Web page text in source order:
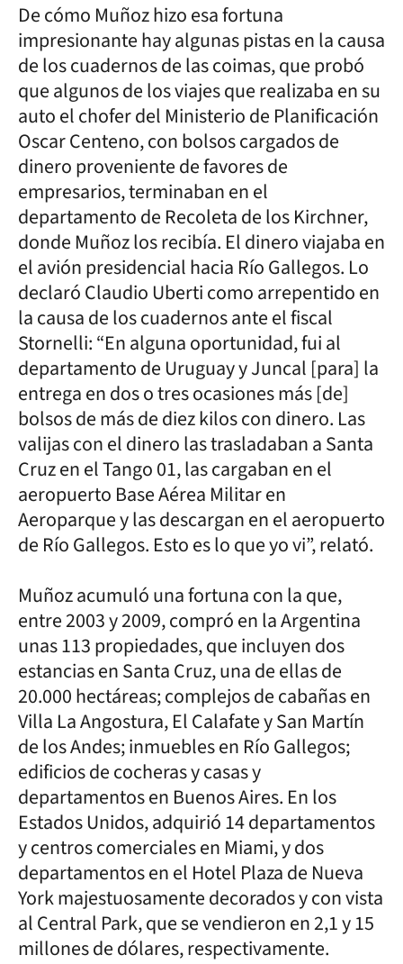
De cómo Muñoz hizo esa fortuna
impresionante hay algunas pistas en la causa
de los cuadernos de las coimas, que probó
que algunos de los viajes que realizaba en su
auto el chofer del Ministerio de Planificación
Oscar Centeno, con bolsos cargados de
dinero proveniente de favores de
empresarios, terminaban en el
departamento de Recoleta de los Kirchner,
donde Muñoz los recibía. El dinero viajaba en
el avión presidencial hacia Río Gallegos. Lo
declaró Claudio Uberti como arrepentido en
la causa de los cuadernos ante el fiscal
Stornelli: “En alguna oportunidad, fui al
departamento de Uruguay y Juncal [para] la
entrega en dos o tres ocasiones más [de]
bolsos de más de diez kilos con dinero. Las
valijas con el dinero las trasladaban a Santa
Cruz en el Tango 01, las cargaban en el
aeropuerto Base Aérea Militar en
Aeroparque y las descargan en el aeropuerto
de Río Gallegos. Esto es lo que yo vi”, relató.
Muñoz acumuló una fortuna con la que,
entre 2003 y 2009, compró en la Argentina
unas 113 propiedades, que incluyen dos
estancias en Santa Cruz, una de ellas de
20.000 hectáreas; complejos de cabañas en
Villa La Angostura, El Calafate y San Martín
de los Andes; inmuebles en Río Gallegos;
edificios de cocheras y casas y
departamentos en Buenos Aires. En los
Estados Unidos, adquirió 14 departamentos
y centros comerciales en Miami, y dos
departamentos en el Hotel Plaza de Nueva
York majestuosamente decorados y con vista
al Central Park, que se vendieron en 2,1 y 15
millones de dólares, respectivamente.